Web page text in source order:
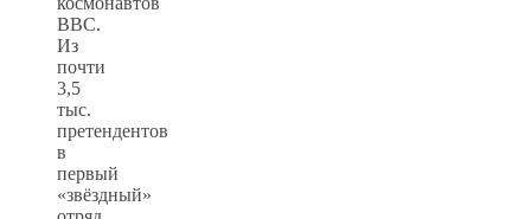
ВВС.
Из
почти
3,5
тыс.
претендентов
в
первый
«звёздный»